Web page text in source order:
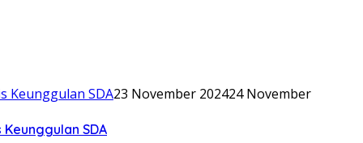
23 November 202424 November
SDA